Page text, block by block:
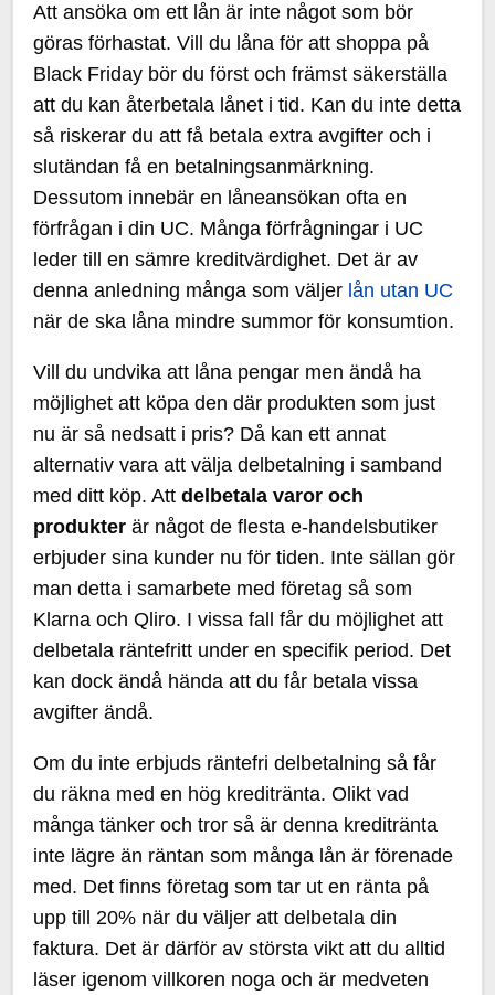
Att ansöka om ett lån är inte något som bör
göras förhastat. Vill du låna för att shoppa på
Black Friday bör du först och främst säkerställa
att du kan återbetala lånet i tid. Kan du inte detta
så riskerar du att få betala extra avgifter och i
slutändan få en betalningsanmärkning.
Dessutom innebär en låneansökan ofta en
förfrågan i din UC. Många förfrågningar i UC
leder till en sämre kreditvärdighet. Det är av
denna anledning många som väljer lån utan UC
när de ska låna mindre summor för konsumtion.
Vill du undvika att låna pengar men ändå ha
möjlighet att köpa den där produkten som just
nu är så nedsatt i pris? Då kan ett annat
alternativ vara att välja delbetalning i samband
med ditt köp. Attdelbetala varor och
produkter är något de flesta e-handelsbutiker
erbjuder sina kunder nu för tiden. Inte sällan gör
man detta i samarbete med företag så som
Klarna och Qliro. I vissa fall får du möjlighet att
delbetala räntefritt under en specifik period. Det
kan dock ändå hända att du får betala vissa
avgifter ändå.
Om du inte erbjuds räntefri delbetalning så får
du räkna med en hög kreditränta. Olikt vad
många tänker och tror så är denna kreditränta
inte lägre än räntan som många lån är förenade
med. Det finns företag som tar ut en ränta på
upp till 20% när du väljer att delbetala din
faktura. Det är därför av största vikt att du alltid
läser igenom villkoren noga och är medveten